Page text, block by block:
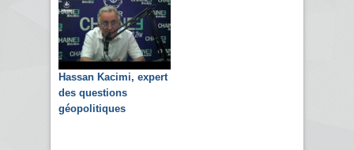
Hassan Kacimi, expert
des questions
géopolitiques